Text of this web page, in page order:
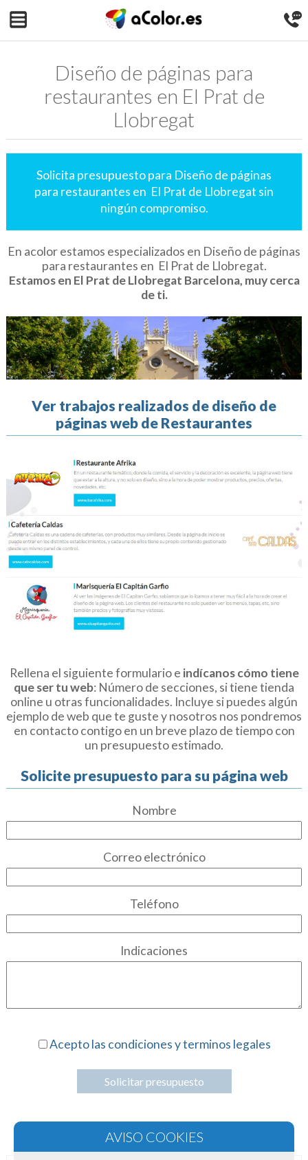
Diseño de páginas para
restaurantes en El Prat de
Llobregat
Solicita presupuesto para Diseño de páginas
para restaurantes en El Prat de Llobregat sin
ningún compromiso.
En acolor estamos especializados en Diseño de páginas
para restaurantes en El Prat de Llobregat.
Estamos en El Prat de Llobregat Barcelona, muy cerca
de ti.
Ver trabajos realizados de diseño de
páginas web de Restaurantes
Rellena el siguiente formulario e indícanos cómo tiene
que ser tu web: Número de secciones, si tiene tienda
online u otras funcionalidades. Incluye si puedes algún
ejemplo de web que te guste y nosotros nos pondremos
en contacto contigo en un breve plazo de tiempo con
un presupuesto estimado.
Solicite presupuesto para su página web
Nombre
Correo electrónico
Teléfono
Indicaciones
Acepto las condiciones y terminos legales
Solicitar presupuesto